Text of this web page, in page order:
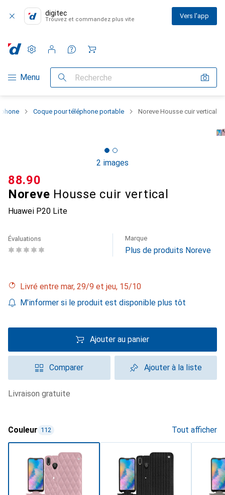
digitec
Trouvez et commandez plus vite Vers l'app
Navigation par catégorie
Menu Recherche
Paramètres
Compte client
Listes de comparaison
Listes d'envies
Panier
Coque pour téléphone portable Noreve Housse cuir vertical
2 images
Noreve Housse cuir vertical
Huawei P20 Lite
CHF
88.90
Évaluations Marque
Plus de produits Noreve
Livré entre mar, 29/9 et jeu, 15/10
M'informer si le produit est disponible plus tôt
Ajouter au panier
Comparer Ajouter à la liste
livraison gratuite
Couleur 112 Tout afficher